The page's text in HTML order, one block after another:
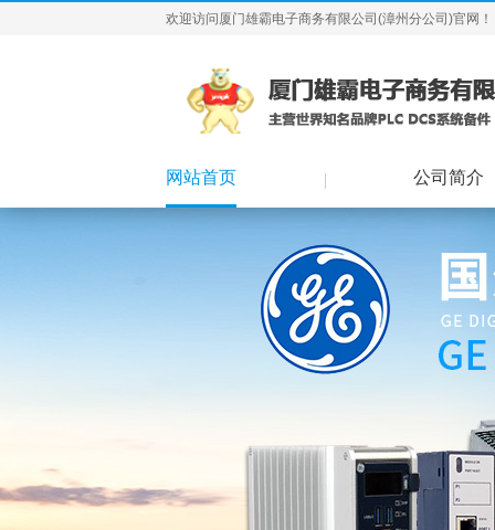
欢迎访问厦门雄霸电子商务有限公司(漳州分公司)官网！
网站首页 公司简介